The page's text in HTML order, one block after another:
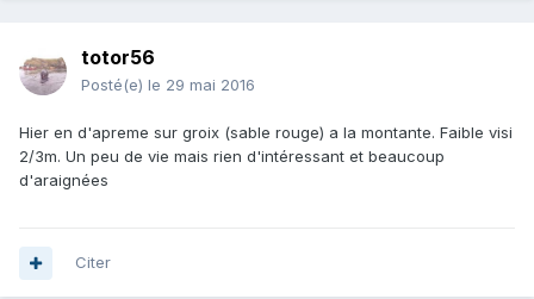
totor56
Posté(e) le 29 mai 2016
Hier en d'apreme sur groix (sable rouge) a la montante. Faible visi
2/3m. Un peu de vie mais rien d'intéressant et beaucoup
d'araignées
Citer